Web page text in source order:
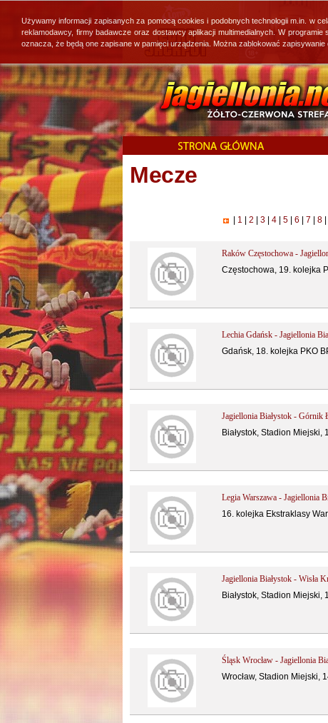
Mecze
1 2 3 4 5 6 7 8
Raków Częstochowa -
Częstochowa, 19. kolejka
Lechia Gdańsk - Jagiellonia
Gdańsk, 18. kolejka PKO
Jagiellonia Białystok - Górnik
Białystok, Stadion Miejski,
Legia Warszawa - Jagiellonia
16. kolejka Ekstraklasy
Jagiellonia Białystok - Wisła
Białystok, Stadion Miejski,
Śląsk Wrocław - Jagiellonia
Wrocław, Stadion Miejski,
Używamy informacji zapisanych za pomocą cookies i podobnych technologii m.in. w
reklamodawcy, firmy badawcze oraz dostawcy aplikacji multimedialnych. W
oznacza, że będą one zapisane w pamięci urządzenia. Można zablokować zapisywanie